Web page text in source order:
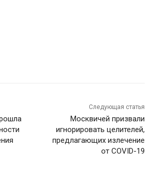
Следующая статья
Москвичей призвали
игнорировать целителей,
предлагающих излечение
от COVID-19